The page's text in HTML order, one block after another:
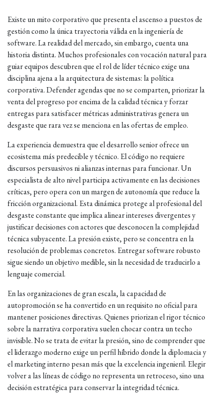
Existe un mito corporativo que presenta el ascenso a puestos de
gestión como la única trayectoria válida en la ingeniería de
software. La realidad del mercado, sin embargo, cuenta una
historia distinta. Muchos profesionales con vocación natural para
guiar equipos descubren que el rol de líder técnico exige una
disciplina ajena a la arquitectura de sistemas: la política
corporativa. Defender agendas que no se comparten, priorizar la
venta del progreso por encima de la calidad técnica y forzar
entregas para satisfacer métricas administrativas genera un
desgaste que rara vez se menciona en las ofertas de empleo.
La experiencia demuestra que el desarrollo senior ofrece un
ecosistema más predecible y técnico. El código no requiere
discursos persuasivos ni alianzas internas para funcionar. Un
especialista de alto nivel participa activamente en las decisiones
críticas, pero opera con un margen de autonomía que reduce la
fricción organizacional. Esta dinámica protege al profesional del
desgaste constante que implica alinear intereses divergentes y
justificar decisiones con actores que desconocen la complejidad
técnica subyacente. La presión existe, pero se concentra en la
resolución de problemas concretos. Entregar software robusto
sigue siendo un objetivo medible, sin la necesidad de traducirlo a
lenguaje comercial.
En las organizaciones de gran escala, la capacidad de
autopromoción se ha convertido en un requisito no oficial para
mantener posiciones directivas. Quienes priorizan el rigor técnico
sobre la narrativa corporativa suelen chocar contra un techo
invisible. No se trata de evitar la presión, sino de comprender que
el liderazgo moderno exige un perfil híbrido donde la diplomacia y
el marketing interno pesan más que la excelencia ingenieril. Elegir
volver a las líneas de código no representa un retroceso, sino una
decisión estratégica para conservar la integridad técnica.